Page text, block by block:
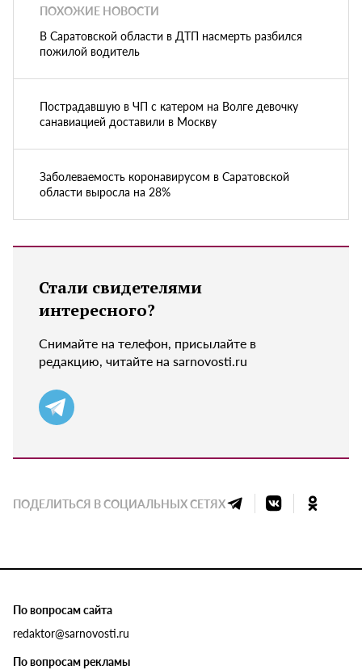
ПОХОЖИЕ НОВОСТИ
В Саратовской области в ДТП насмерть разбился
пожилой водитель
Пострадавшую в ЧП с катером на Волге девочку
санавиацией доставили в Москву
Заболеваемость коронавирусом в Саратовской
области выросла на 28%
Стали свидетелями
интересного?
Снимайте на телефон, присылайте в
редакцию, читайте на sarnovosti.ru
ПОДЕЛИТЬСЯ В СОЦИАЛЬНЫХ СЕТЯХ
По вопросам сайта
redaktor@sarnovosti.ru
По вопросам рекламы